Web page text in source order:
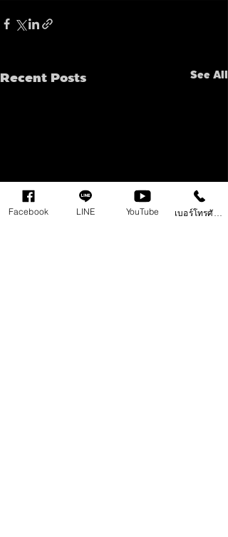
Recent Posts See All
Facebook LINE YouTube